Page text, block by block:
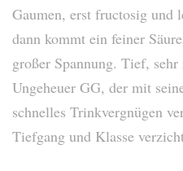
Gaumen, erst fructosig und
dann kommt ein feiner
großer Spannung. Tief,
Ungeheuer GG, der mit
schnelles Trinkvergnügen
Tiefgang und Klasse